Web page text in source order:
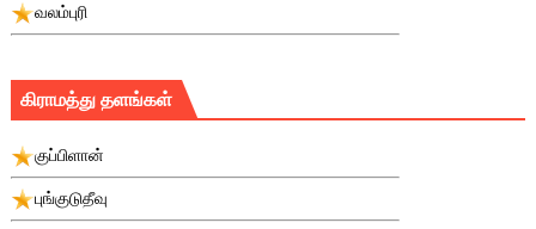
வலம்புரி
கிராமத்து தளங்கள்
குப்பிளான்
புங்குடுதீவு